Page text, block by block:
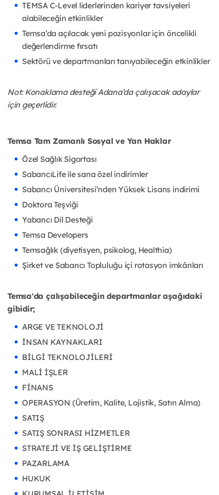
TEMSA C-Level liderlerinden kariyer tavsiyeleri
alabileceğin etkinlikler
Temsa’da açılacak yeni pozisyonlar için öncelikli
değerlendirme fırsatı
Sektörü ve departmanları tanıyabileceğin etkinlikler
Not: Konaklama desteği Adana’da çalışacak adaylar
için geçerlidir.
Temsa Tam Zamanlı Sosyal ve Yan Haklar
Özel Sağlık Sigortası
SabancıLife ile sana özel indirimler
Sabancı Üniversitesi’nden Yüksek Lisans indirimi
Doktora Teşviği
Yabancı Dil Desteği
Temsa Developers
Temsağlık (diyetisyen, psikolog, Healthia)
Şirket ve Sabancı Topluluğu içi rotasyon imkânları
Temsa'da çalışabileceğin departmanlar aşağıdaki
gibidir;
ARGE VE TEKNOLOJİ
İNSAN KAYNAKLARI
BİLGİ TEKNOLOJİLERİ
MALİ İŞLER
FİNANS
OPERASYON (Üretim, Kalite, Lojistik, Satın Alma)
SATIŞ
SATIŞ SONRASI HİZMETLER
STRATEJİ VE İŞ GELİŞTİRME
PAZARLAMA
HUKUK